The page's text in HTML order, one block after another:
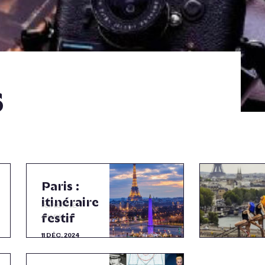
Paris :
itinéraire
festif
11 DÉC. 2024
#LIFESTYLE
#PARIS